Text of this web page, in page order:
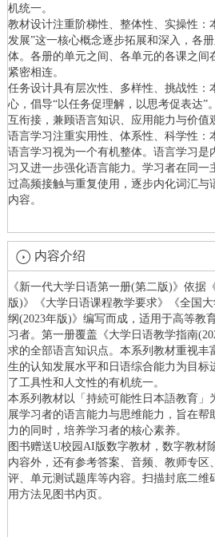
机统一。
教材设计注重阶梯性、整体性、实操性：
发展”这一核心概念逐步拓展和深入，各
体。各册的单元之间、各单元的各课之间
紧密相连。
任务设计具有层次性、多样性、挑战性：
心，倡导“以任务促理解，以思考促表达”
互衔接，兼顾语言知识、应用能力与价值
语言学习注重实用性、体系性、科学性：
语言学习视为一个有机整体。语言学习是
习又进一步强化语言能力。学习者在同一
过高频接触与重复使用，逐步内化词汇与
内容。
内容介绍
《新一代大学日语第一册(第二版)》依据
版)》《大学日语课程教学要求》《全国
纲(2023年版)》编写而成，适用于高等教
习者。第一册覆盖《大学日语教学指南
求的全部语言知识点。本系列教材重视丰
生的认知发展水平和日语综合能力为目标
了工具性和人文性的有机统一。
本系列教材以「持続可能性日本語教育」
展学习者的语言能力与思维能力，旨在帮
力的同时，培养学习者的核心素养。
图书赠送U校园AI版数字教材，数字教材
内容外，还有参考答案、音频、教师专区
评、单元测试题库等内容。扫描封底二维
用方法见图书内页。